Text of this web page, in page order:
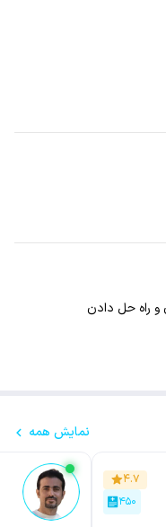
راه حل دادن
نمایش همه
۴.۷
۴۵۰